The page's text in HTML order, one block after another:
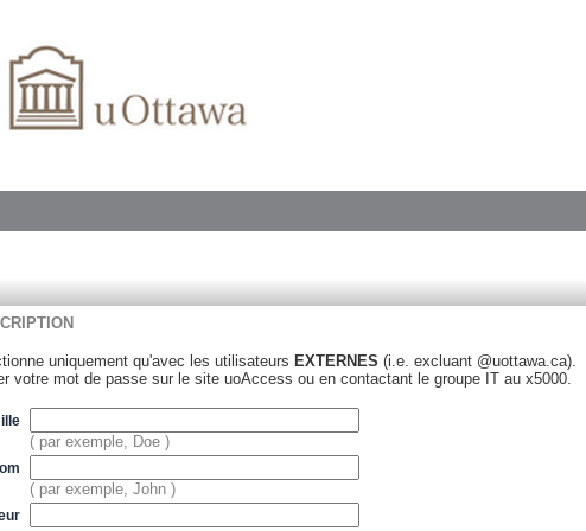
uniquement qu'avec les utilisateurs EXTERNES (i.e. excluant @uottawa.ca).
votre mot de passe sur le site uoAccess ou en contactant le groupe IT au x5000.
( par exemple, Doe )
( par exemple, John )